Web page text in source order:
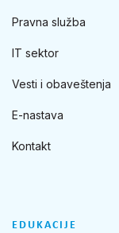
Pravna služba
IT sektor
Vesti i obaveštenja
E-nastava
Kontakt
EDUKACIJE